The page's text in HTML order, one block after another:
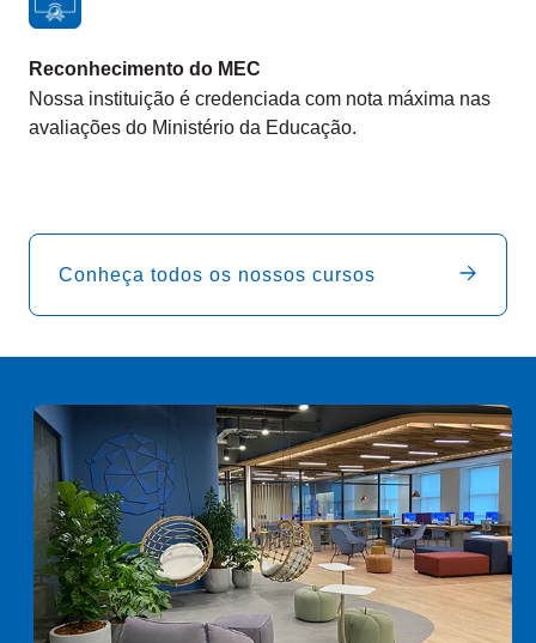
Reconhecimento do MEC
Nossa instituição é credenciada com nota máxima nas
avaliações do Ministério da Educação.
Conheça todos os nossos cursos